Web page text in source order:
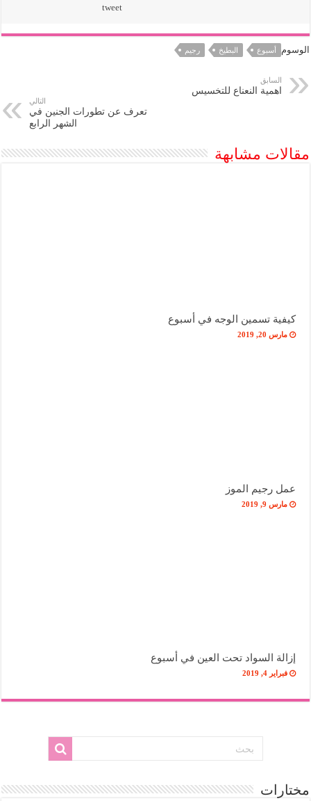
tweet
الوسوم أسبوع البطيخ رجيم
السابق
اهمية النعناع للتخسيس
التالي
تعرف عن تطورات الجنين في
الشهر الرابع
مقالات مشابهة
كيفية تسمين الوجه في أسبوع
مارس 20, 2019
عمل رجيم الموز
مارس 9, 2019
إزالة السواد تحت العين في أسبوع
فبراير 4, 2019
مختارات